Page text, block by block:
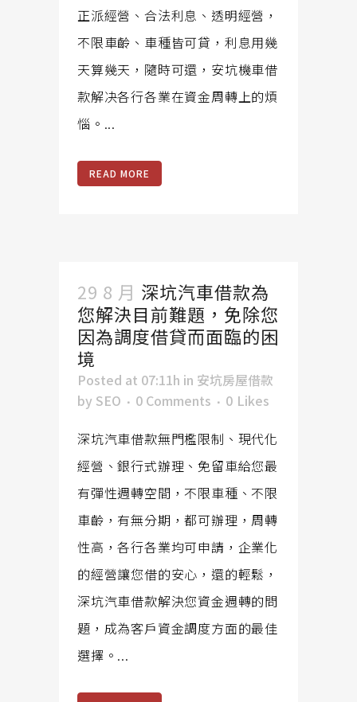
正派經營、合法利息、透明經營，
不限車齡、車種皆可貸，利息用幾
天算幾天，隨時可還，安坑機車借
款解决各行各業在資金周轉上的煩
惱。...
READ MORE
29 8 月 深坑汽車借款為
您解決目前難題，免除您
因為調度借貸而面臨的困
境
Posted at 07:11h in 安坑房屋借款
by SEO 0 Comments 0 Likes
深坑汽車借款無門檻限制、現代化
經營、銀行式辦理、免留車給您最
有彈性週轉空間，不限車種、不限
車齡，有無分期，都可辦理，周轉
性高，各行各業均可申請，企業化
的經營讓您借的安心，還的輕鬆，
深坑汽車借款解決您資金週轉的問
題，成為客戶資金調度方面的最佳
選擇。...